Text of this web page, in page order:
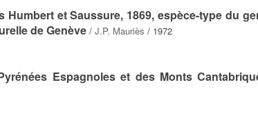
et Saussure, 1869, espèce-type du
de Genève / J.P. Mauriès / 1972
Espagnoles et des Monts